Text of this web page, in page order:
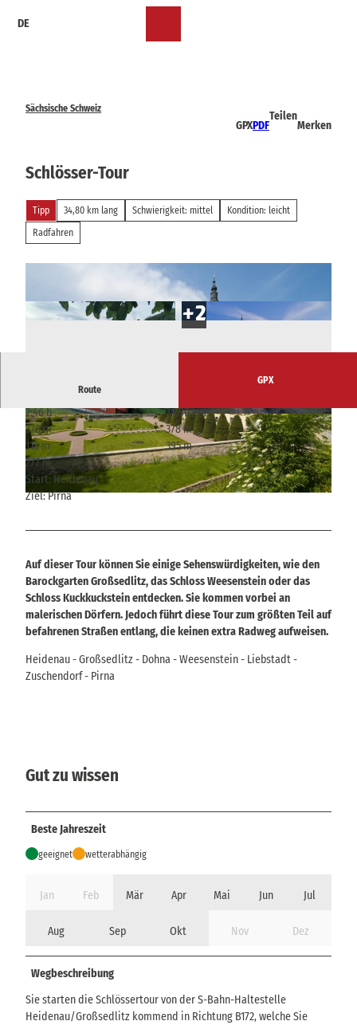
DE
Sächsische Schweiz
GPXPDF
Teilen
Merken
Schlösser-Tour
Tipp 34,80 km lang Schwierigkeit: mittel
Kondition: leicht
Radfahren
© Ernst Wrba, Ernst Wrba
© J. Höhnel, Tourismusverband Sächsische Sch
weiz
© Hans Fineart, Tourismusverband Sächsische
Schweiz
Route
GPX
2:46 h
34,80 km
378 m
378 m
118 m
395 m
277 m
Start: Heidenau
Ziel: Pirna
Auf dieser Tour können Sie einige Sehenswürdigkeiten, wie den
Barockgarten Großsedlitz, das Schloss Weesenstein oder das
Schloss Kuckkuckstein entdecken. Sie kommen vorbei an
malerischen Dörfern. Jedoch führt diese Tour zum größten Teil auf
befahrenen Straßen entlang, die keinen extra Radweg aufweisen.
Heidenau - Großsedlitz - Dohna - Weesenstein - Liebstadt -
Zuschendorf - Pirna
Gut zu wissen
Beste Jahreszeit
geeignet wetterabhängig
Jan Feb Mär Apr Mai Jun Jul
Aug Sep Okt Nov Dez
Wegbeschreibung
Sie starten die Schlössertour von der S-Bahn-Haltestelle
Heidenau/Großsedlitz kommend in Richtung B172, welche Sie